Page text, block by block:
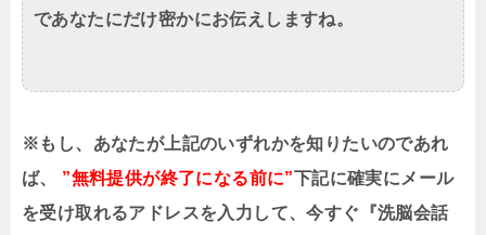
であなたにだけ密かにお伝えしますね。
※もし、あなたが上記のいずれかを知りたいのであれ
ば、
”無料提供が終了になる前に”下記に確実にメール
を受け取れるアドレスを入力して、今すぐ『洗脳会話